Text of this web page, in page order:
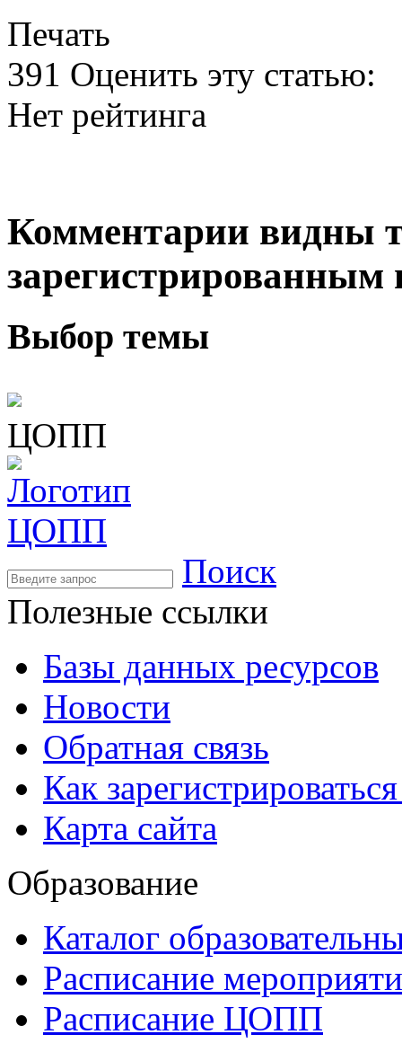
Печать
391 Оценить эту статью:
Нет рейтинга
Комментарии видны
зарегистрированным
Выбор темы
ЦОПП
Поиск
Полезные ссылки
Базы данных ресурсов
Новости
Обратная связь
Как
Карта сайта
Образование
Каталог
Расписание
Расписание ЦОПП